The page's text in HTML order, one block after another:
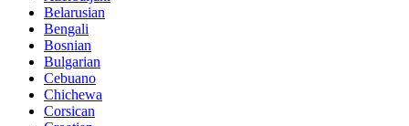
Belarusian
Bengali
Bosnian
Bulgarian
Cebuano
Chichewa
Corsican